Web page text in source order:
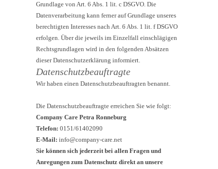
Grundlage von Art. 6 Abs. 1 lit. c DSGVO. Die
Datenverarbeitung kann ferner auf Grundlage unseres
berechtigten Interesses nach Art. 6 Abs. 1 lit. f DSGVO
erfolgen. Über die jeweils im Einzelfall einschlägigen
Rechtsgrundlagen wird in den folgenden Absätzen
dieser Datenschutzerklärung informiert.
Datenschutz­beauftragte
Wir haben einen Datenschutzbeauftragten benannt.
Die Datenschutzbeauftragte erreichen Sie wie folgt:
Company Care Petra Ronneburg
Telefon: 0151/61402090
E-Mail: info@company-care.net
Sie können sich jederzeit bei allen Fragen und
Anregungen zum Datenschutz direkt an unsere